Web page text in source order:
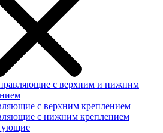
с верхним и нижним
с верхним креплением
с нижним креплением